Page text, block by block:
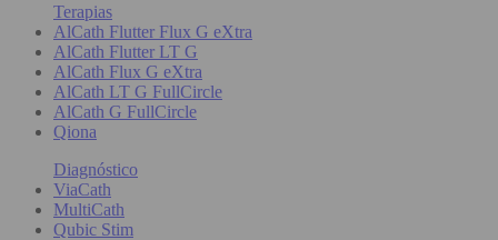
Terapias
AlCath Flutter Flux G eXtra
AlCath Flutter LT G
AlCath Flux G eXtra
AlCath LT G FullCircle
AlCath G FullCircle
Qiona
Diagnóstico
ViaCath
MultiCath
Qubic Stim